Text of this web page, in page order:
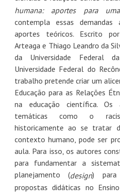
humana: aportes para
contempla essas
aportes teóricos. Escrito
Arteaga e Thiago Leandro da
da Universidade Federal
Universidade Federal do
trabalho pretende criar um
Educação para as Relações
na educação científica. Os
temáticas como o
historicamente ao se tratar
contexto humano, pode ser
aula. Para isso, os autores
para fundamentar a
planejamento (design) para
propostas didáticas no